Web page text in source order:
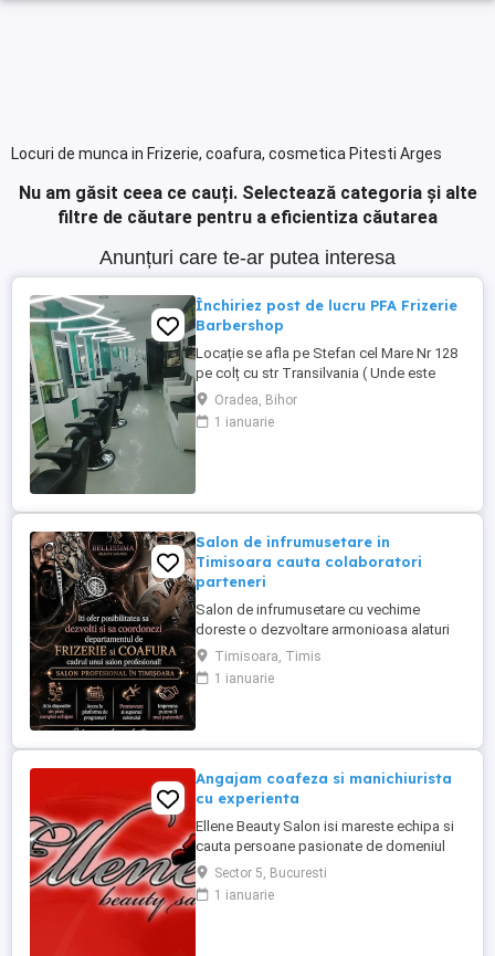
Locuri de munca in Frizerie, coafura, cosmetica Pitesti Arges
Nu am găsit ceea ce cauți. Selectează categoria și alte
filtre de căutare pentru a eficientiza căutarea
Anunțuri care te-ar putea interesa
Închiriez post de lucru PFA Frizerie
Barbershop
Locație se afla pe Stefan cel Mare Nr 128
pe colț cu str Transilvania ( Unde este
banca Transilvania și asigurări ) într-o
zonă foarte circulata zona Rogerius
spațiul pote fi folosit și pentru manichiură,
Oradea, Bihor
1 ianuarie
Salon de infrumusetare in
Timisoara cauta colaboratori
parteneri
Salon de infrumusetare cu vechime
doreste o dezvoltare armonioasa alaturi
de parteneri profesionali si pasionati de
domeniul frumusetii!
Timisoara, Timis
1 ianuarie
Angajam coafeza si manichiurista
cu experienta
Ellene Beauty Salon isi mareste echipa si
cauta persoane pasionate de domeniul
beauty pentru posturile de coafeza si
manichiurista. Oferim contract individual
de munca. Program 6 ore pe zi sau o zi cu
Sector 5, Bucuresti
1 ianuarie